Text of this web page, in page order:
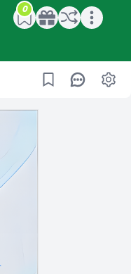
Open main menu
0